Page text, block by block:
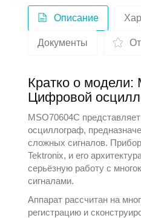
Описание
Документы
Кратко о модели:
Цифровой
MSO70604C
осциллограф,
сложных сигналов.
Tektronix, и его
серьёзную работу с
сигналами.
Аппарат рассчитан на
регистрацию и